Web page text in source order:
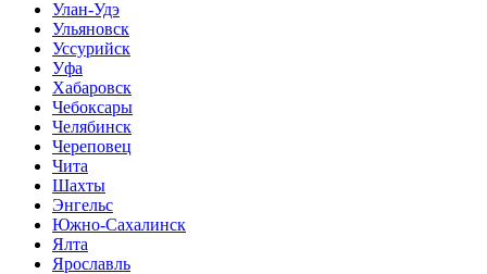
Улан-Удэ
Ульяновск
Уссурийск
Уфа
Хабаровск
Чебоксары
Челябинск
Череповец
Чита
Шахты
Энгельс
Южно-Сахалинск
Ялта
Ярославль